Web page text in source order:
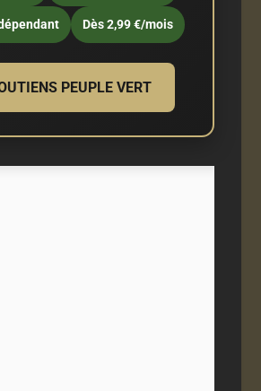
Dès 2,99 €/mois
PEUPLE VERT